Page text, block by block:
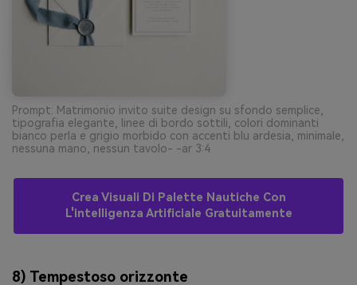
Prompt: Matrimonio invito suite design su sfondo semplice,
tipografia elegante, linee di bordo sottili, colori dominanti
bianco perla e grigio morbido con accenti blu ardesia, minimale,
nessuna mano, nessun tavolo- -ar 3:4
Crea Visuali Di Palette Nautiche Con
L'intelligenza Artificiale Gratuitamente
8) Tempestoso orizzonte